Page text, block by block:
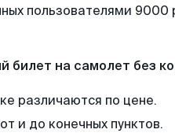
пользователями 9000
билет на самолет без
различаются по цене.
и до конечных пунктов.